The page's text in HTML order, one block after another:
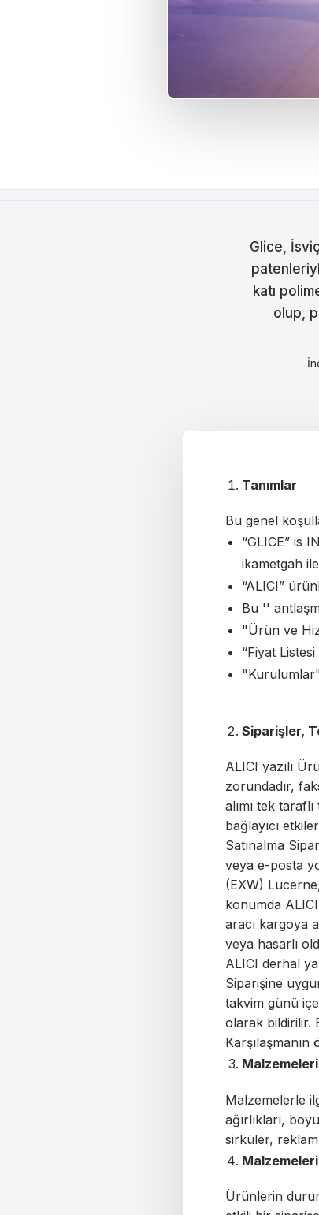
Glice,
katı
olup,
Tanımlar
Bu genel
“GLICE” is
ikametgah
“ALICI”
Bu ''
"Ürün ve
“Fiyat
"Kurulumlar"
Siparişler,
ALICI yazılı
zorundadır,
alımı tek
bağlayıcı
Satınalma
veya e-posta
(EXW)
konumda
aracı kargoya
veya hasarlı
ALICI derhal
Siparişine
takvim günü
olarak bildirilir.
Malzemelerle
ağırlıkları,
sirküler,
Ürünlerin